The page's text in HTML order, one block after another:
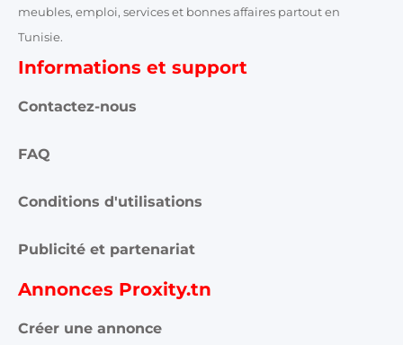
meubles, emploi, services et bonnes affaires partout en
Tunisie.
Informations et support
Contactez-nous
FAQ
Conditions d'utilisations
Publicité et partenariat
Annonces Proxity.tn
Créer une annonce